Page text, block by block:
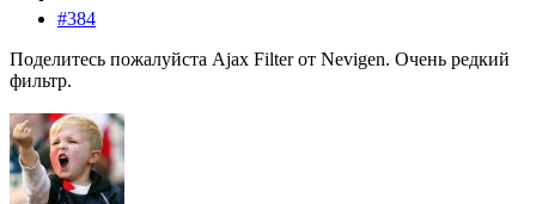
#384
Поделитесь пожалуйста Ajax Filter от Nevigen. Очень редкий
фильтр.